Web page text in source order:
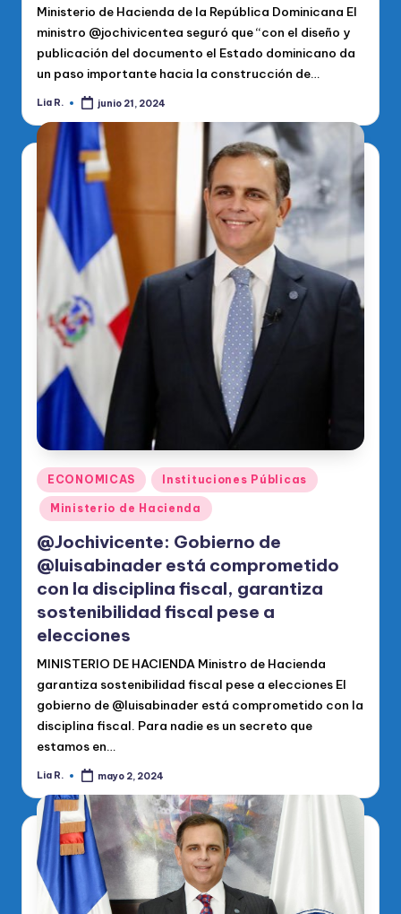
Ministerio de Hacienda de la República Dominicana El
ministro @jochivicentea seguró que “con el diseño y
publicación del documento el Estado dominicano da
un paso importante hacia la construcción de…
Publicado
Lia R. junio 21, 2024
Publicado
en
ECONOMICAS Instituciones Públicas
Ministerio de Hacienda
@Jochivicente: Gobierno de
@luisabinader está comprometido
con la disciplina fiscal, garantiza
sostenibilidad fiscal pese a
elecciones
MINISTERIO DE HACIENDA Ministro de Hacienda
garantiza sostenibilidad fiscal pese a elecciones El
gobierno de @luisabinader está comprometido con la
disciplina fiscal. Para nadie es un secreto que
estamos en…
Publicado
Lia R. mayo 2, 2024